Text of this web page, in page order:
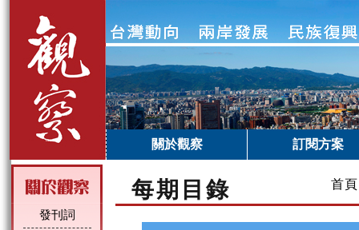
關於觀察 訂閱方案
發刊詞
每期目錄 首頁